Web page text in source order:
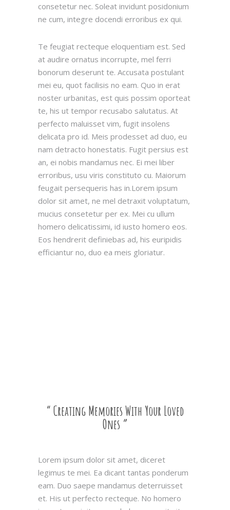
consetetur nec. Soleat invidunt posidonium
ne cum, integre docendi erroribus ex qui.
Te feugiat recteque eloquentiam est. Sed
at audire ornatus incorrupte, mel ferri
bonorum deserunt te. Accusata postulant
mei eu, quot facilisis no eam. Quo in erat
noster urbanitas, est quis possim oporteat
te, his ut tempor recusabo salutatus. At
perfecto maluisset vim, fugit insolens
delicata pro id. Meis prodesset ad duo, eu
nam detracto honestatis. Fugit persius est
an, ei nobis mandamus nec. Ei mei liber
erroribus, usu viris constituto cu. Maiorum
feugait persequeris has in.Lorem ipsum
dolor sit amet, ne mel detraxit voluptatum,
mucius consetetur per ex. Mei cu ullum
homero delicatissimi, id iusto homero eos.
Eos hendrerit definiebas ad, his euripidis
efficiantur no, duo ea meis gloriatur.
“ Creating Memories With Your Loved
Ones ”
Lorem ipsum dolor sit amet, diceret
legimus te mei. Ea dicant tantas ponderum
eam. Duo saepe mandamus deterruisset
et. His ut perfecto recteque. No homero